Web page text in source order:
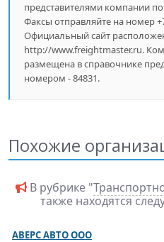
представителями компании по
Факсы отправляйте на номер
Официальный сайт
http://www.freightmaster.ru.
размещена в справочнике
номером - 84831.
Похожие
В рубрике "
также находятся
АВЕРС АВТО ООО